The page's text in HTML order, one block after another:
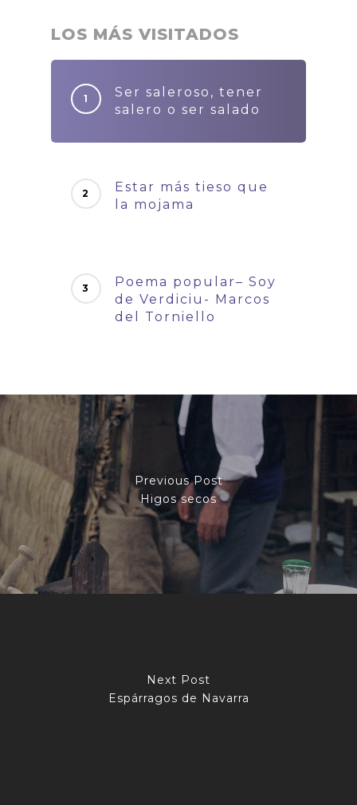
LOS MÁS VISITADOS
Ser saleroso, tener
salero o ser salado
Estar más tieso que
la mojama
Poema popular– Soy
de Verdiciu- Marcos
del Torniello
Previous Post
Higos secos
Next Post
Espárragos de Navarra